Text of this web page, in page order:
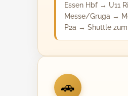
Essen Hbf → U11
Messe/Gruga →
P2a → Shuttle
🚗